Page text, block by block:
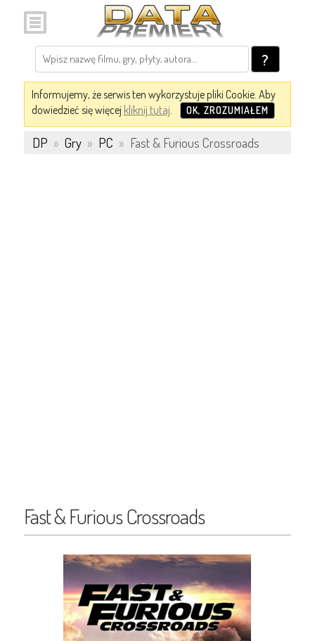
?
Informujemy, że serwis ten wykorzystuje pliki Cookie. Aby
dowiedzieć się więcej kliknij tutaj. OK, ZROZUMIAŁEM
DP » Gry » PC » Fast & Furious Crossroads
Fast & Furious Crossroads